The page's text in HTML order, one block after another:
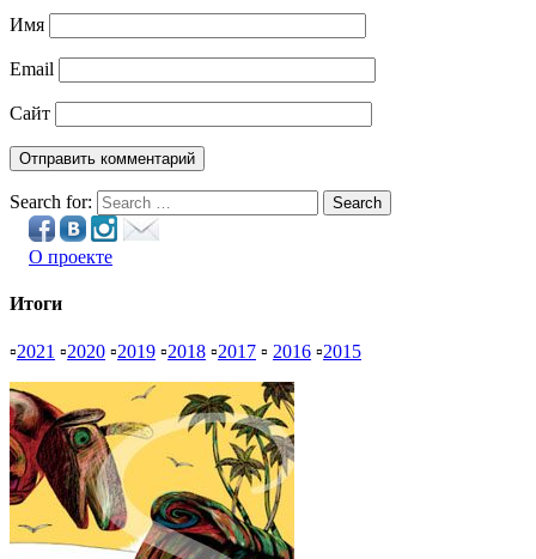
Имя
Email
Сайт
Search for: Search
О проекте
Итоги
▫2021 ▫2020 ▫2019 ▫2018 ▫2017 ▫ 2016 ▫2015